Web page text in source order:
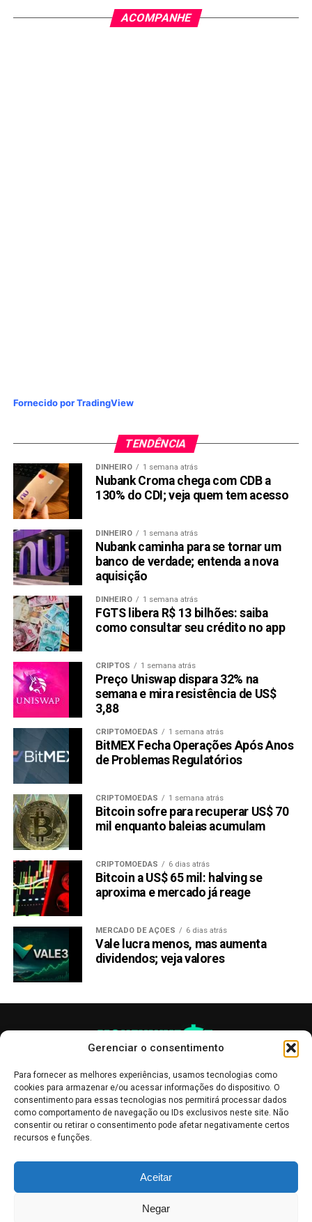
Gerenciar o consentimento
Para fornecer as melhores experiências, usamos tecnologias como
cookies para armazenar e/ou acessar informações do dispositivo. O
consentimento para essas tecnologias nos permitirá processar dados
como comportamento de navegação ou IDs exclusivos neste site. Não
consentir ou retirar o consentimento pode afetar negativamente certos
recursos e funções.
Aceitar
Negar
ACOMPANHE
Fornecido por TradingView
TENDÊNCIA
DINHEIRO 1 semana atrás
Nubank Croma chega com CDB a
130% do CDI; veja quem tem acesso
DINHEIRO 1 semana atrás
Nubank caminha para se tornar um
banco de verdade; entenda a nova
aquisição
DINHEIRO 1 semana atrás
FGTS libera R$ 13 bilhões: saiba
como consultar seu crédito no app
CRIPTOS 1 semana atrás
Preço Uniswap dispara 32% na
semana e mira resistência de US$
3,88
CRIPTOMOEDAS 1 semana atrás
BitMEX Fecha Operações Após Anos
de Problemas Regulatórios
CRIPTOMOEDAS 1 semana atrás
Bitcoin sofre para recuperar US$ 70
mil enquanto baleias acumulam
CRIPTOMOEDAS 6 dias atrás
Bitcoin a US$ 65 mil: halving se
aproxima e mercado já reage
MERCADO DE AÇÕES 6 dias atrás
Vale lucra menos, mas aumenta
dividendos; veja valores
informativo, servindo como boletins de divulgação, e não devem ser
interpretadas como recomendações de investimento.Leia mais
Bolsa de Valores